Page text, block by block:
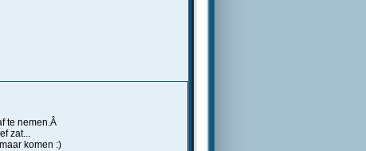
te nemen.Â
zat...
komen :)